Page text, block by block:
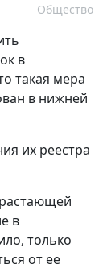
Общество
в
такая мера
в нижней
их реестра
в
только
от ее